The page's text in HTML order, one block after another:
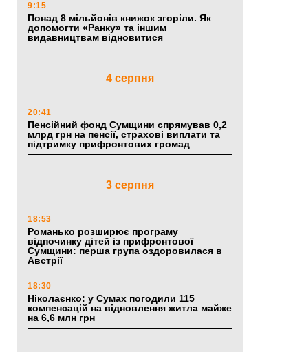
9:15
Понад 8 мільйонів книжок згоріли. Як
допомогти «Ранку» та іншим
видавництвам відновитися
4 серпня
20:41
Пенсійний фонд Сумщини спрямував 0,2
млрд грн на пенсії, страхові виплати та
підтримку прифронтових громад
3 серпня
18:53
Романько розширює програму
відпочинку дітей із прифронтової
Сумщини: перша група оздоровилася в
Австрії
18:30
Ніколаєнко: у Сумах погодили 115
компенсацій на відновлення житла майже
на 6,6 млн грн